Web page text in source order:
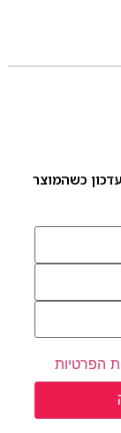
כשהמוצר
הפרטיות